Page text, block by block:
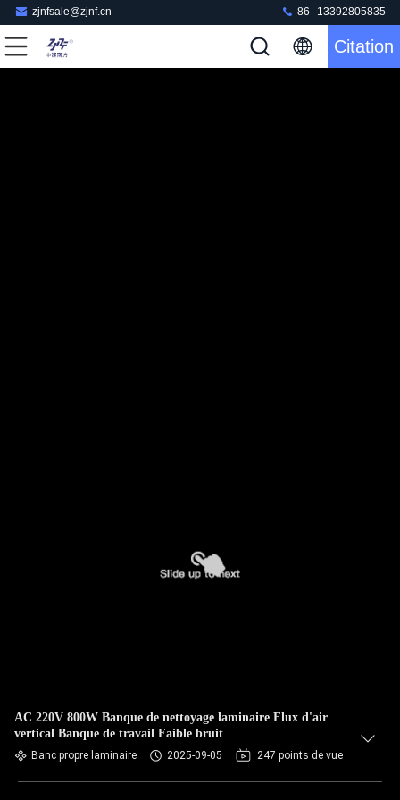
zjnfsale@zjnf.cn 86--13392805835
Citation
AC 220V 800W Banque de nettoyage laminaire Flux d'air
vertical Banque de travail Faible bruit
Banc propre laminaire 2025-09-05 247 points de vue